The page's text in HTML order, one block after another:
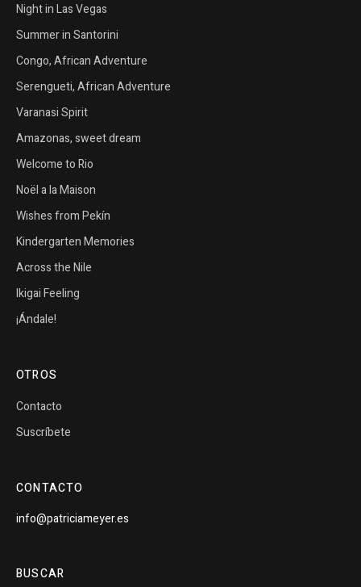
Night in Las Vegas
Summer in Santorini
Congo, African Adventure
Serengueti, African Adventure
Varanasi Spirit
Amazonas, sweet dream
Welcome to Rio
Noël a la Maison
Wishes from Pekín
Kindergarten Memories
Across the Nile
Ikigai Feeling
¡Ándale!
OTROS
Contacto
Suscríbete
CONTACTO
info@patriciameyer.es
BUSCAR